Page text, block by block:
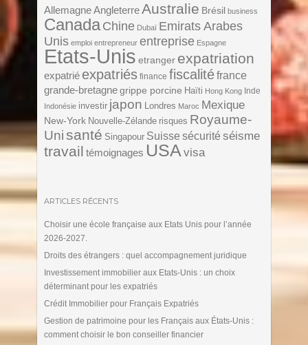
Allemagne AngleterreAustralie Brésil business
Canada Chine Dubaï Emirats Arabes
Unis emploi entrepreneur entreprise Espagne
Etats-Unis etranger expatriation
expatrié expatriés finance fiscalitéfrance
grande-bretagne grippe porcine Haïti Hong Kong Inde
Indonésie investir japon Londres Maroc Mexique
New-York Nouvelle-Zélande risques Royaume-
Unisanté Singapour Suisse sécurité séisme
travail témoignages USA visa
ARTICLES RÉCENTS
Choisir une école française aux Etats Unis pour l’année
2026-2027.
Droits des étrangers : quel accompagnement juridique
Investissement immobilier aux Etats-Unis : un choix
déterminant pour les expatriés
Crédit Immobilier pour Français Expatriés
Gestion de patrimoine pour les Français aux États-Unis :
comment choisir le bon conseiller financier